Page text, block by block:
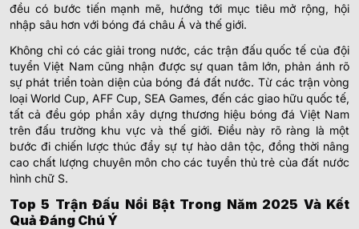
đều có bước tiến mạnh mẽ, hướng tới mục tiêu mở rộng, hội
nhập sâu hơn với bóng đá châu Á và thế giới.
Không chỉ có các giải trong nước, các trận đấu quốc tế của đội
tuyển Việt Nam cũng nhận được sự quan tâm lớn, phản ánh rõ
sự phát triển toàn diện của bóng đá đất nước. Từ các trận vòng
loại World Cup, AFF Cup, SEA Games, đến các giao hữu quốc tế,
tất cả đều góp phần xây dựng thương hiệu bóng đá Việt Nam
trên đấu trường khu vực và thế giới. Điều này rõ ràng là một
bước đi chiến lược thúc đẩy sự tự hào dân tộc, đồng thời nâng
cao chất lượng chuyên môn cho các tuyển thủ trẻ của đất nước
hình chữ S.
Top 5 Trận Đấu Nổi Bật Trong Năm 2025 Và Kết
Quả Đáng Chú Ý